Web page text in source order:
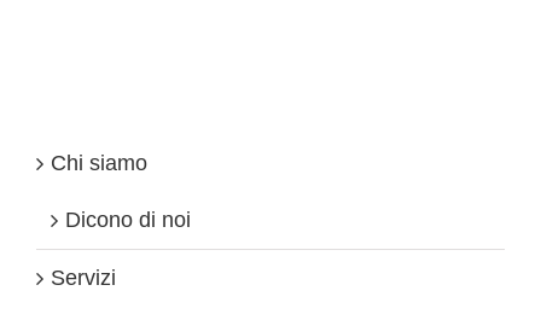
Chi siamo
Dicono di noi
Servizi